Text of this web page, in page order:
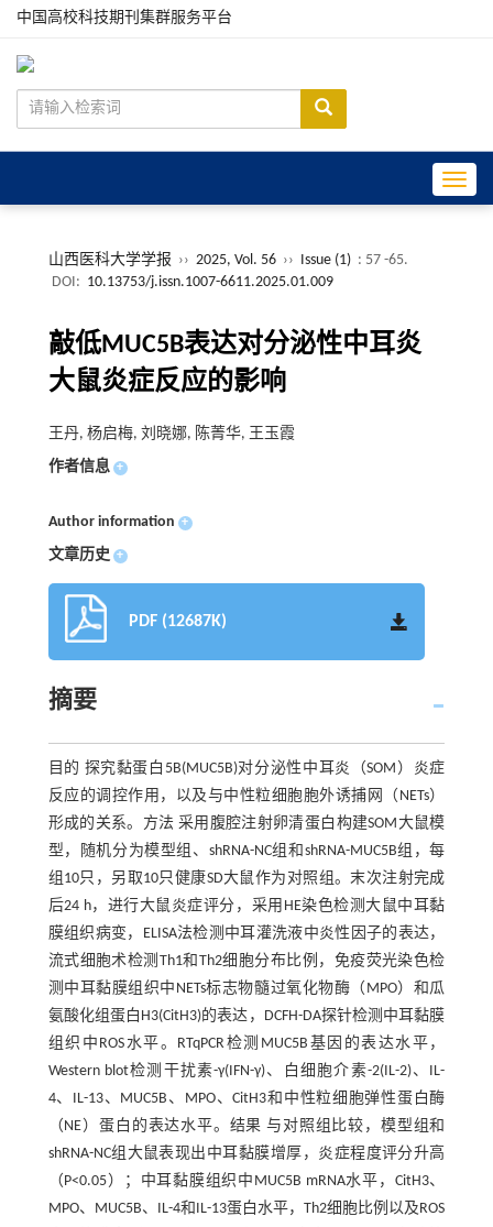
中国高校科技期刊集群服务平台
山西医科大学学报 ›› 2025, Vol. 56 ›› Issue (1) : 57 -65.
DOI: 10.13753/j.issn.1007-6611.2025.01.009
敲低MUC5B表达对分泌性中耳炎
大鼠炎症反应的影响
王丹, 杨启梅, 刘晓娜, 陈菁华, 王玉霞
作者信息 +
Author information +
文章历史 +
PDF (12687K)
摘要
目的 探究黏蛋白5B(MUC5B)对分泌性中耳炎（SOM）炎症
反应的调控作用，以及与中性粒细胞胞外诱捕网（NETs）
形成的关系。方法 采用腹腔注射卵清蛋白构建SOM大鼠模
型，随机分为模型组、shRNA-NC组和shRNA-MUC5B组，每
组10只，另取10只健康SD大鼠作为对照组。末次注射完成
后24 h，进行大鼠炎症评分，采用HE染色检测大鼠中耳黏
膜组织病变，ELISA法检测中耳灌洗液中炎性因子的表达，
流式细胞术检测Th1和Th2细胞分布比例，免疫荧光染色检
测中耳黏膜组织中NETs标志物髓过氧化物酶（MPO）和瓜
氨酸化组蛋白H3(CitH3)的表达，DCFH-DA探针检测中耳黏膜
组织中ROS水平。RTqPCR检测MUC5B基因的表达水平，
Western blot检测干扰素-γ(IFN-γ)、白细胞介素-2(IL-2)、IL-
4、IL-13、MUC5B、MPO、CitH3和中性粒细胞弹性蛋白酶
（NE）蛋白的表达水平。结果 与对照组比较，模型组和
shRNA-NC组大鼠表现出中耳黏膜增厚，炎症程度评分升高
（P<0.05）；中耳黏膜组织中MUC5B mRNA水平，CitH3、
MPO、MUC5B、IL-4和IL-13蛋白水平，Th2细胞比例以及ROS